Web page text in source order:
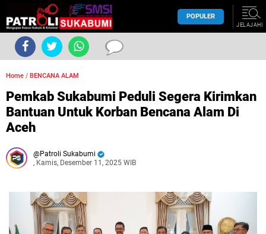
POPULER
JELAJAHI
Home / BENCANA ALAM
Pemkab Sukabumi Peduli Segera Kirimkan
Bantuan Untuk Korban Bencana Alam Di
Aceh
Patroli Sukabumi
, Kamis, Desember 11, 2025 WIB